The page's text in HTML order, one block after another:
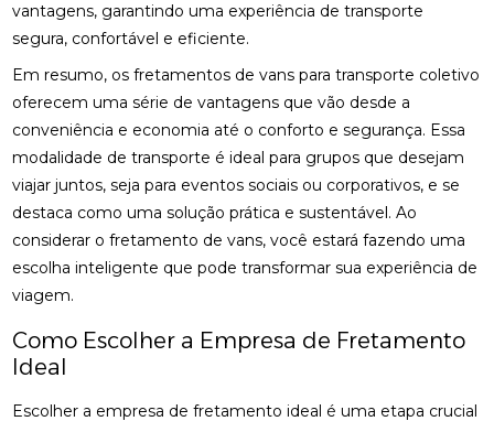
vantagens, garantindo uma experiência de transporte
segura, confortável e eficiente.
Em resumo, os fretamentos de vans para transporte coletivo
oferecem uma série de vantagens que vão desde a
conveniência e economia até o conforto e segurança. Essa
modalidade de transporte é ideal para grupos que desejam
viajar juntos, seja para eventos sociais ou corporativos, e se
destaca como uma solução prática e sustentável. Ao
considerar o fretamento de vans, você estará fazendo uma
escolha inteligente que pode transformar sua experiência de
viagem.
Como Escolher a Empresa de Fretamento
Ideal
Escolher a empresa de fretamento ideal é uma etapa crucial